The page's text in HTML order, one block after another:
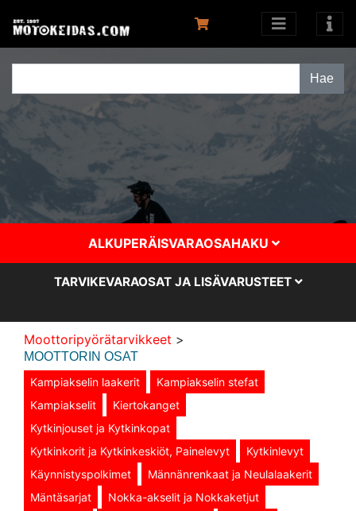
ALKUPERÄISVARAOSAHAKU
TARVIKEVARAOSAT JA LISÄVARUSTEET
Moottoripyörätarvikkeet >
MOOTTORIN OSAT
Kampiakselin laakerit
Kampiakselin stefat
Kampiakselit
Kiertokanget
Kytkinjouset ja Kytkinkopat
Kytkinkorit ja Kytkinkeskiöt, Painelevyt
Kytkinlevyt
Käynnistyspolkimet
Männänrenkaat ja Neulalaakerit
Mäntäsarjat
Nokka-akselit ja Nokkaketjut